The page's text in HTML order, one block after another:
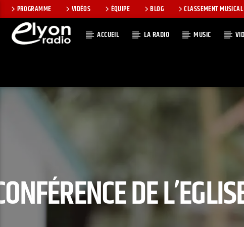
PROGRAMME VIDÉOS ÉQUIPE BLOG CLASSEMENT MUSICAL
ACCUEIL LA RADIO MUSIC
RADIO ELYON
DE